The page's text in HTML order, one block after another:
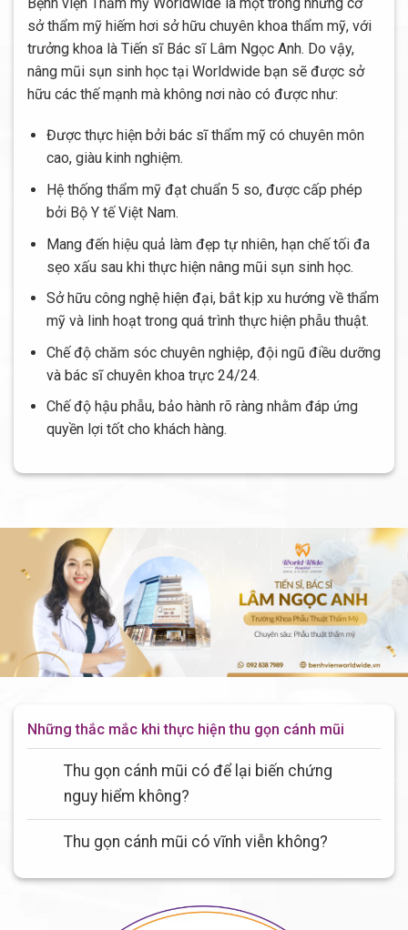
sở thẩm mỹ hiếm hơi sở hữu chuyên khoa thẩm mỹ, với
trưởng khoa là Tiến sĩ Bác sĩ Lâm Ngọc Anh. Do vậy,
nâng mũi sụn sinh học tại Worldwide bạn sẽ được sở
hữu các thế mạnh mà không nơi nào có được như:
Được thực hiện bởi bác sĩ thẩm mỹ có chuyên môn
cao, giàu kinh nghiệm.
Hệ thống thẩm mỹ đạt chuẩn 5 so, được cấp phép
bởi Bộ Y tế Việt Nam.
Mang đến hiệu quả làm đẹp tự nhiên, hạn chế tối đa
sẹo xấu sau khi thực hiện nâng mũi sụn sinh học.
Sở hữu công nghệ hiện đại, bắt kịp xu hướng về thẩm
mỹ và linh hoạt trong quá trình thực hiện phẫu thuật.
Chế độ chăm sóc chuyên nghiệp, đội ngũ điều dưỡng
và bác sĩ chuyên khoa trực 24/24.
Chế độ hậu phẫu, bảo hành rõ ràng nhằm đáp ứng
quyền lợi tốt cho khách hàng.
Những thắc mắc khi thực hiện thu gọn cánh mũi
Thu gọn cánh mũi có để lại biến chứng
nguy hiểm không?
Thu gọn cánh mũi có vĩnh viễn không?